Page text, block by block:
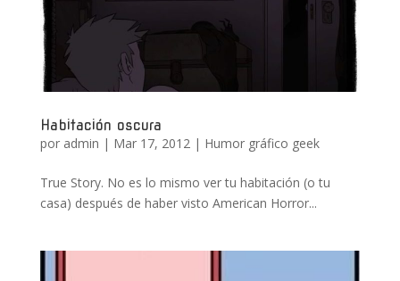
Habitación oscura
por admin | Mar 17, 2012| Humor gráfico geek
True Story. No es lo mismo ver tu habitación (o tu
casa) después de haber visto American Horror...